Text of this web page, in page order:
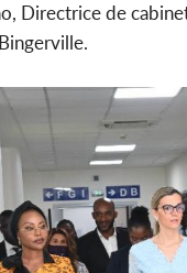
Directrice de